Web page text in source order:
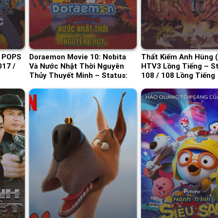
/
Doraemon Movie 10: Nobita
Và Nước Nhật Thời Nguyên
Thủy Thuyết Minh – Status:
Thất Kiếm Anh Hùng
HTV3 Lồng Tiếng –
108 / 108 Lồng Tiếng